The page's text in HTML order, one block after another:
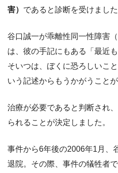
害） であると診断を受けました
谷口誠一が乖離性同一性障害
は、彼の手記にもある「最近
そいつは、ぼくに恐ろしいこ
いう記述からもうかがうことが
治療が必要であると判断され
られることが決定しました。
事件から6年後の2006年1月、
退院。その際、事件の犠牲者